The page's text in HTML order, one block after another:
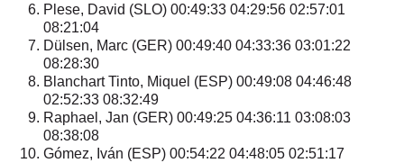
Plese, David (SLO) 00:49:33 04:29:56 02:57:01
08:21:04
Dülsen, Marc (GER) 00:49:40 04:33:36 03:01:22
08:28:30
Blanchart Tinto, Miquel (ESP) 00:49:08 04:46:48
02:52:33 08:32:49
Raphael, Jan (GER) 00:49:25 04:36:11 03:08:03
08:38:08
Gómez, Iván (ESP) 00:54:22 04:48:05 02:51:17